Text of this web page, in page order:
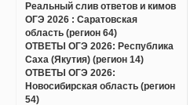
Реальный слив ответов и кимов
ОГЭ 2026 : Саратовская
область (регион 64)
ОТВЕТЫ ОГЭ 2026: Республика
Саха (Якутия) (регион 14)
ОТВЕТЫ ОГЭ 2026:
Новосибирская область (регион
54)